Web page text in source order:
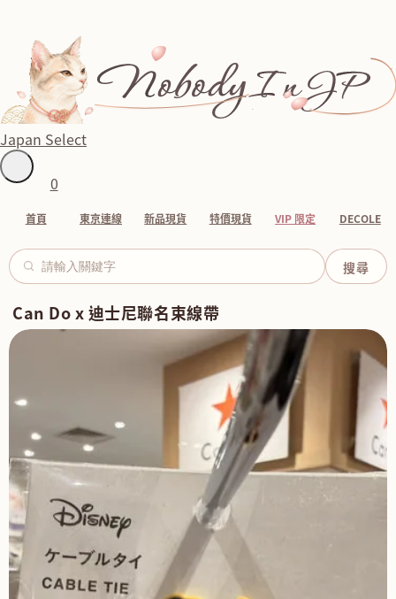
Japan Select
0
首頁 東京連線 新品現貨 特價現貨 VIP 限定 DECOLE
Can Do x 迪士尼聯名束線帶